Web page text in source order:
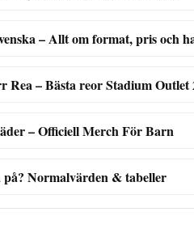
– Allt om format, pris och
– Bästa reor Stadium Outlet
– Officiell Merch För Barn
Normalvärden & tabeller